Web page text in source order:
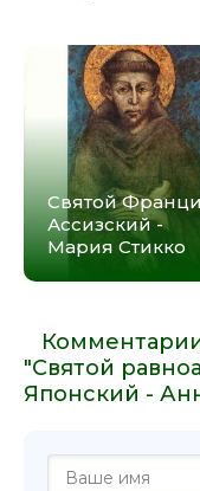
Святой
Ассизский -
Мария Стикко
"Святой
Японский -